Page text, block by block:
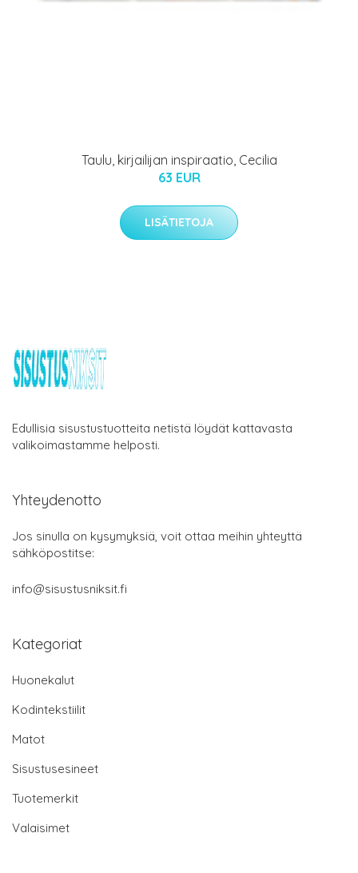
Taulu, kirjailijan inspiraatio, Cecilia
63 EUR
LISÄTIETOJA
Edullisia sisustustuotteita netistä löydät kattavasta
valikoimastamme helposti.
Yhteydenotto
Jos sinulla on kysymyksiä, voit ottaa meihin yhteyttä
sähköpostitse:
info@sisustusniksit.fi
Kategoriat
Huonekalut
Kodintekstiilit
Matot
Sisustusesineet
Tuotemerkit
Valaisimet